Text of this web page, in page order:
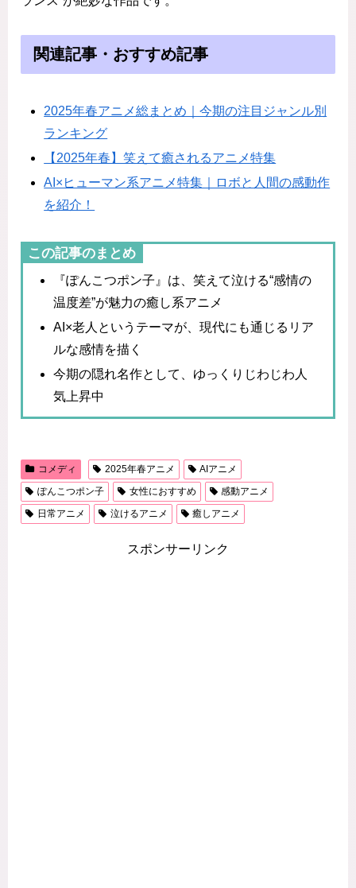
関連記事・おすすめ記事
2025年春アニメ総まとめ｜今期の注目ジャンル別
ランキング
【2025年春】笑えて癒されるアニメ特集
AI×ヒューマン系アニメ特集｜ロボと人間の感動作
を紹介！
この記事のまとめ
『ぽんこつポン子』は、笑えて泣ける“感情の
温度差”が魅力の癒し系アニメ
AI×老人というテーマが、現代にも通じるリア
ルな感情を描く
今期の隠れ名作として、ゆっくりじわじわ人
気上昇中
コメディ 2025年春アニメ
AIアニメ
ぽんこつポン子
女性におすすめ
感動アニメ
日常アニメ
泣けるアニメ 癒しアニメ
スポンサーリンク